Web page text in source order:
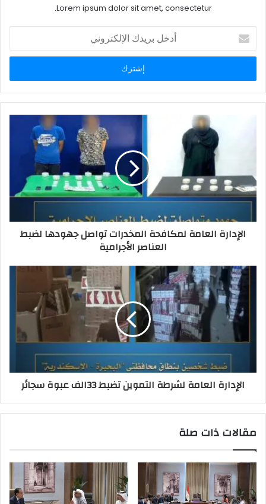
Lorem ipsum dolor sit amet, consectetur.
أدخل
بريدك
الإلكتروني
الإدارة العامة لمكافحة المخدرات تواصل جهودها لضبط
العناصر الأجرامية
الإدارة العامة لشرطة التموين تضبط 33الف عبوة سجائر
مقالات ذات صلة